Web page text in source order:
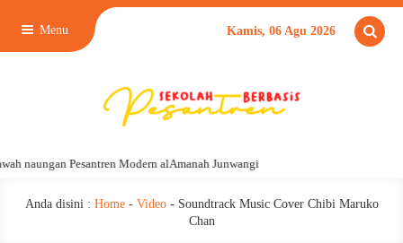
Menu Kamis, 06 Agu 2026
naungan Pesantren Modern alAmanah Junwangi
Anda disini : Home- Video- Soundtrack Music Cover Chibi Maruko
Chan